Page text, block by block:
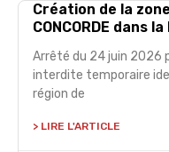
Création de la
CONCORDE dans
Arrêté du 24 juin 2026
interdite temporaire
région de
> LIRE L'ARTICLE